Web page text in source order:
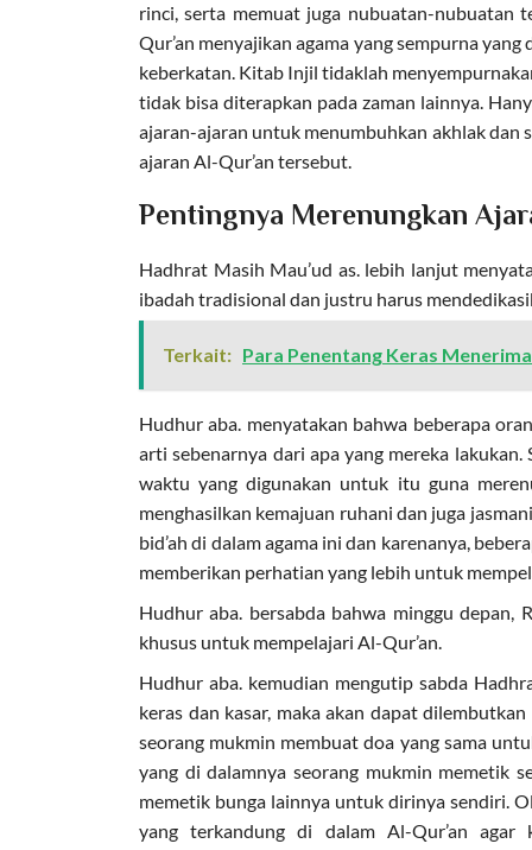
rinci, serta memuat juga nubuatan-nubuatan
Qur’an menyajikan agama yang sempurna
keberkatan. Kitab Injil tidaklah
tidak bisa diterapkan pada zaman lainnya.
ajaran-ajaran untuk menumbuhkan akhlak dan
ajaran Al-Qur’an tersebut.
Pentingnya Merenungkan
Hadhrat Masih Mau’ud as. lebih lanjut
ibadah tradisional dan justru harus
Terkait: Para Penentang Keras
Hudhur aba. menyatakan bahwa beberapa
arti sebenarnya dari apa yang mereka
waktu yang digunakan untuk itu guna
menghasilkan kemajuan ruhani dan juga
bid’ah di dalam agama ini dan karenanya,
memberikan perhatian yang lebih untuk
Hudhur aba. bersabda bahwa minggu depan,
khusus untuk mempelajari Al-Qur’an.
Hudhur aba. kemudian mengutip sabda
keras dan kasar, maka akan dapat
seorang mukmin membuat doa yang sama
yang di dalamnya seorang mukmin memetik
memetik bunga lainnya untuk dirinya sendiri.
yang terkandung di dalam Al-Qur’an